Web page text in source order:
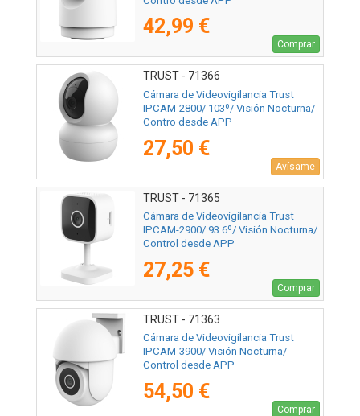
42,99 €
Comprar
TRUST - 71366
Cámara de Videovigilancia Trust
IPCAM-2800/ 103º/ Visión Nocturna/
Contro desde APP
27,50 €
Avísame
TRUST - 71365
Cámara de Videovigilancia Trust
IPCAM-2900/ 93.6º/ Visión Nocturna/
Control desde APP
27,25 €
Comprar
TRUST - 71363
Cámara de Videovigilancia Trust
IPCAM-3900/ Visión Nocturna/
Control desde APP
54,50 €
Comprar